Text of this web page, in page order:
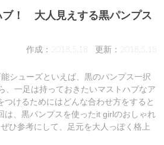
ブ！ 大人見えする黒パンプス
作成：2018.5.18 更新：2018.5.18
シューズといえば、黒のパンプス一択
一足は持っておきたいマストハブなア
つけるためにはどんな合わせ方をすると
、黒パンプスを使ったit girlのおしゃれ
ひ参考にして、足元を大人っぽく格上